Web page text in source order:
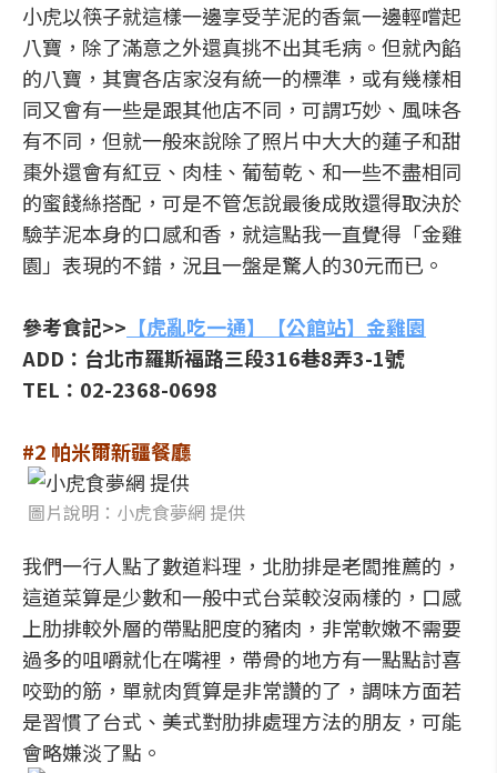
小虎以筷子就這樣一邊享受芋泥的香氣一邊輕嚐起
八寶，除了滿意之外還真挑不出其毛病。但就內餡
的八寶，其實各店家沒有統一的標準，或有幾樣相
同又會有一些是跟其他店不同，可謂巧妙、風味各
有不同，但就一般來說除了照片中大大的蓮子和甜
棗外還會有紅豆、肉桂、葡萄乾、和一些不盡相同
的蜜餞絲搭配，可是不管怎說最後成敗還得取決於
驗芋泥本身的口感和香，就這點我一直覺得「金雞
園」表現的不錯，況且一盤是驚人的30元而已。
參考食記>> 【虎亂吃一通】【公館站】金雞園
ADD：台北市羅斯福路三段316巷8弄3-1號
TEL：02-2368-0698
#2 帕米爾新疆餐廳
圖片說明：小虎食夢網 提供
我們一行人點了數道料理，北肋排是老闆推薦的，
這道菜算是少數和一般中式台菜較沒兩樣的，口感
上肋排較外層的帶點肥度的豬肉，非常軟嫩不需要
過多的咀嚼就化在嘴裡，帶骨的地方有一點點討喜
咬勁的筋，單就肉質算是非常讚的了，調味方面若
是習慣了台式、美式對肋排處理方法的朋友，可能
會略嫌淡了點。